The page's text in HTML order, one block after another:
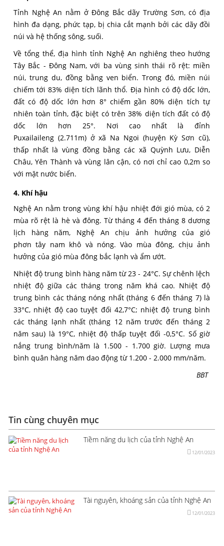
Tỉnh Nghệ An nằm ở Đông Bắc dãy Trường Sơn, có địa
hình đa dạng, phức tạp, bị chia cắt mạnh bởi các dãy đồi
núi và hệ thống sông, suối.
Về tổng thể, địa hình tỉnh Nghệ An nghiêng theo hướng
Tây Bắc - Đông Nam, với ba vùng sinh thái rõ rệt: miền
núi, trung du, đồng bằng ven biển. Trong đó, miền núi
chiếm tới 83% diện tích lãnh thổ. Địa hình có độ dốc lớn,
đất có độ dốc lớn hơn 8° chiếm gần 80% diện tích tự
nhiên toàn tỉnh, đặc biệt có trên 38% diện tích đất có độ
dốc lớn hơn 25°. Nơi cao nhất là đỉnh
Puxailaileng (2.711m) ở xã Na Ngoi (huyện Kỳ Sơn cũ),
thấp nhất là vùng đồng bằng các xã Quỳnh Lưu, Diễn
Châu, Yên Thành và vùng lân cận, có nơi chỉ cao 0,2m so
với mặt nước biển.
4. Khí hậu
Nghệ An nằm trong vùng khí hậu nhiệt đới gió mùa, có 2
mùa rõ rệt là hè và đông. Từ tháng 4 đến tháng 8 dương
lịch hàng năm, Nghệ An chịu ảnh hưởng của gió
phơn tây nam khô và nóng. Vào mùa đông, chịu ảnh
hưởng của gió mùa đông bắc lạnh và ẩm ướt.
Nhiệt độ trung bình hàng năm từ 23 - 24°C. Sự chênh lệch
nhiệt độ giữa các tháng trong năm khá cao. Nhiệt độ
trung bình các tháng nóng nhất (tháng 6 đến tháng 7) là
33°C, nhiệt độ cao tuyệt đối 42,7°C; nhiệt độ trung bình
các tháng lạnh nhất (tháng 12 năm trước đến tháng 2
năm sau) là 19°C, nhiệt độ thấp tuyệt đối -0,5°C. Số giờ
nắng trung bình/năm là 1.500 - 1.700 giờ. Lượng mưa
bình quân hàng năm dao động từ 1.200 - 2.000 mm/năm.
BBT
Tin cùng chuyên mục
Tiềm năng du lịch của tỉnh Nghệ An
12/01/2023
Tài nguyên, khoáng sản của tỉnh Nghệ An
12/01/2023